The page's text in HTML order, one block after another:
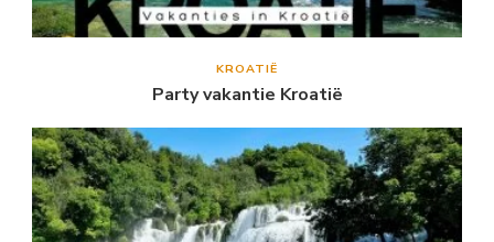
KROATIË
Party vakantie Kroatië